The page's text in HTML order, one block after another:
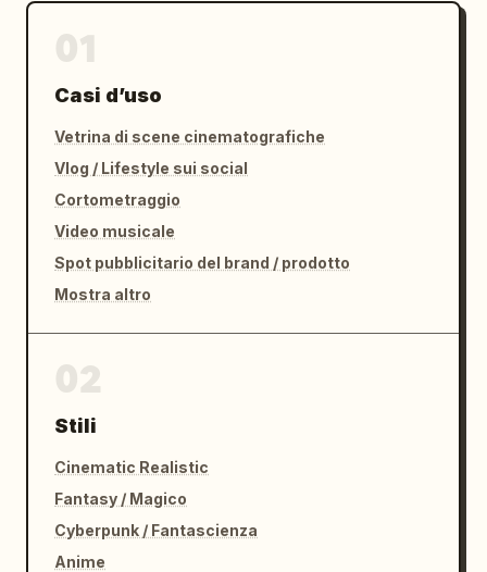
Casi d’uso
Vetrina di scene cinematografiche
Vlog / Lifestyle sui social
Cortometraggio
Video musicale
Spot pubblicitario del brand / prodotto
Mostra altro
Stili
Cinematic Realistic
Fantasy / Magico
Cyberpunk / Fantascienza
Anime